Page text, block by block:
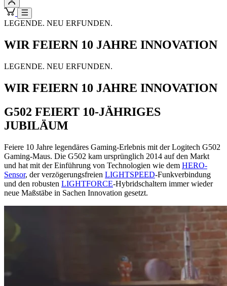
LEGENDE. NEU ERFUNDEN.
WIR FEIERN 10 JAHRE INNOVATION
LEGENDE. NEU ERFUNDEN.
WIR FEIERN 10 JAHRE INNOVATION
G502 FEIERT 10-JÄHRIGES
JUBILÄUM
Feiere 10 Jahre legendäres Gaming-Erlebnis mit der Logitech G502
Gaming-Maus. Die G502 kam ursprünglich 2014 auf den Markt
und hat mit der Einführung von Technologien wie dem HERO-
Sensor, der verzögerungsfreien LIGHTSPEED-Funkverbindung
und den robusten LIGHTFORCE-Hybridschaltern immer wieder
neue Maßstäbe in Sachen Innovation gesetzt.